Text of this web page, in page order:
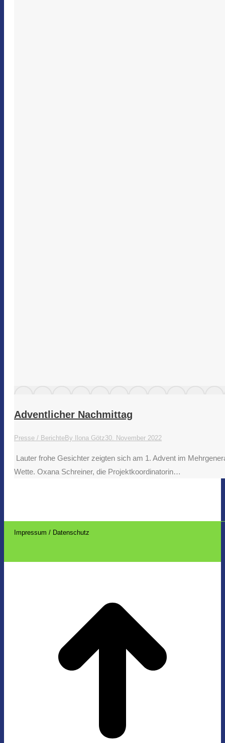
Adventlicher Nachmittag
Presse / BerichteBy Ilona Götz30. November 2022
Lauter frohe Gesichter zeigten sich am 1. Advent im
Wette. Oxana Schreiner, die Projektkoordinatorin…
Impressum / Datenschutz